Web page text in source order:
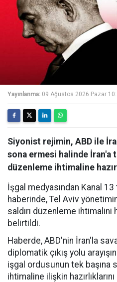
Yayınlanma: 09 Ağustos 2026 Pazar
Siyonist rejimin, ABD ile
sona ermesi halinde İran'a
düzenleme ihtimaline
İşgal medyasından Kanal
haberinde, Tel Aviv
saldırı düzenleme
belirtildi.
Haberde, ABD'nin İran'la
diplomatik çıkış yolu
işgal ordusunun tek başına
ihtimaline ilişkin